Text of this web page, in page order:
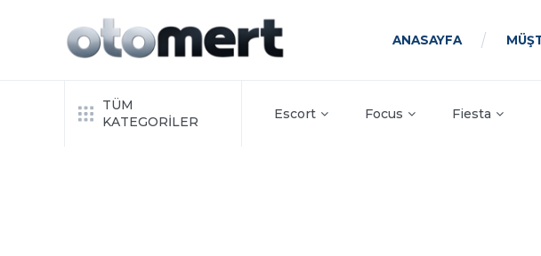
ANASAYFA
TÜM
KATEGORİLER
Escort Focus Fiesta